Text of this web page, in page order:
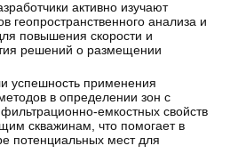
активно изучают
геопространственного анализа и
повышения скорости и
решений о размещении
успешность применения
в определении зон с
емкостных свойств
скважинам, что помогает в
потенциальных мест для